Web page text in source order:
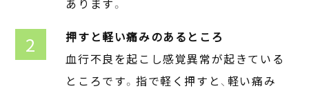
あります。
押すと軽い痛みのあるところ
血行不良を起こし感覚異常が起きている
ところです。指で軽く押すと、軽い痛み